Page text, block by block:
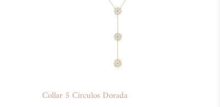
Collar 5 Círculos Dorada